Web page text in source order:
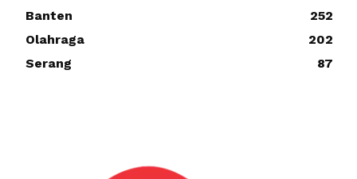
Banten
252
Olahraga
202
Serang
87